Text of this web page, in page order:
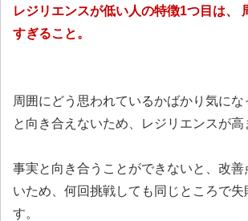
レジリエンスが低い人の特徴1つ目は、
すぎること。
周囲にどう思われているかばかり気に
と向き合えないため、レジリエンスが高
事実と向き合うことができないと、改善
いため、何回挑戦しても同じところで失
す。